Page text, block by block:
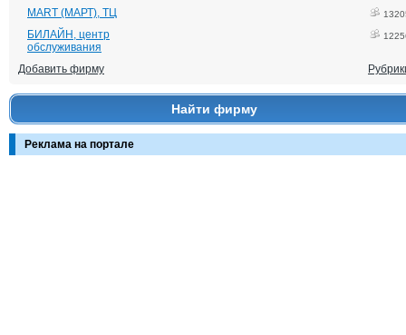
MART (МАРТ), ТЦ
БИЛАЙН, центр
обслуживания
Добавить фирму
Найти фирму
Реклама на портале